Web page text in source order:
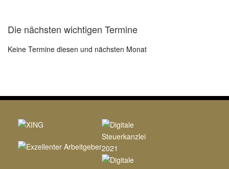
Die nächsten wichtigen Termine
Keine Termine diesen und nächsten Monat